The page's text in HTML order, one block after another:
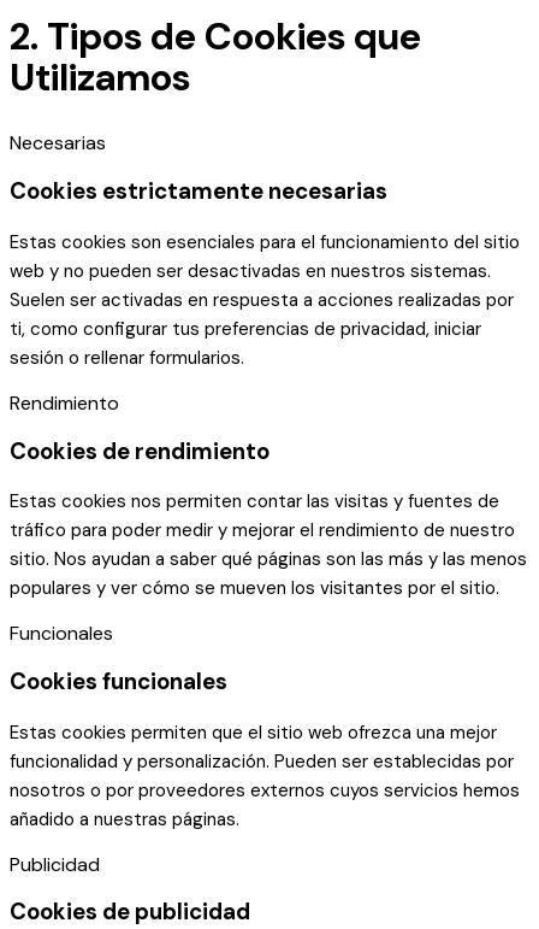
2. Tipos de Cookies que
Utilizamos
Necesarias
Cookies estrictamente necesarias
Estas cookies son esenciales para el funcionamiento del sitio
web y no pueden ser desactivadas en nuestros sistemas.
Suelen ser activadas en respuesta a acciones realizadas por
ti, como configurar tus preferencias de privacidad, iniciar
sesión o rellenar formularios.
Rendimiento
Cookies de rendimiento
Estas cookies nos permiten contar las visitas y fuentes de
tráfico para poder medir y mejorar el rendimiento de nuestro
sitio. Nos ayudan a saber qué páginas son las más y las menos
populares y ver cómo se mueven los visitantes por el sitio.
Funcionales
Cookies funcionales
Estas cookies permiten que el sitio web ofrezca una mejor
funcionalidad y personalización. Pueden ser establecidas por
nosotros o por proveedores externos cuyos servicios hemos
añadido a nuestras páginas.
Publicidad
Cookies de publicidad